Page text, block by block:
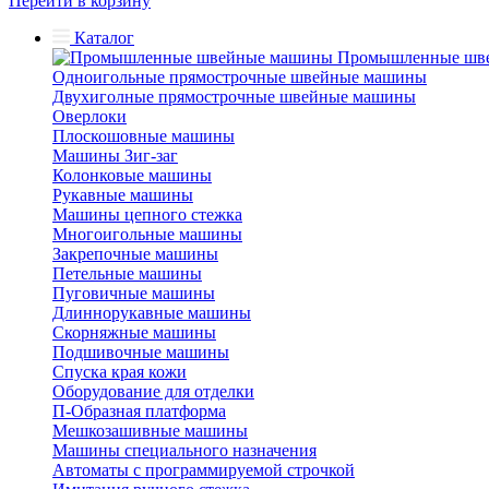
Каталог
Промышленные
Одноигольные прямострочные швейные машины
Двухиголные прямострочные швейные машины
Оверлоки
Плоскошовные машины
Машины Зиг-заг
Колонковые машины
Рукавные машины
Машины цепного стежка
Многоигольные машины
Закрепочные машины
Петельные машины
Пуговичные машины
Длиннорукавные машины
Скорняжные машины
Подшивочные машины
Спуска края кожи
Оборудование для отделки
П-Образная платформа
Мешкозашивные машины
Машины специального назначения
Автоматы с программируемой строчкой